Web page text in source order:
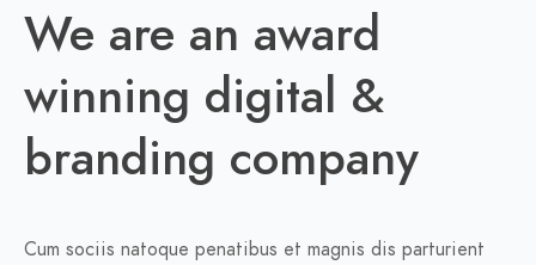
We are an award
winning digital &
branding company
Cum sociis natoque penatibus et magnis dis parturient